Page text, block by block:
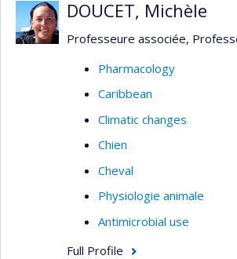
DOUCET, Michèle
Professeure associée,
Pharmacology
Caribbean
Climatic changes
Chien
Cheval
Physiologie animale
Antimicrobial use
Full Profile